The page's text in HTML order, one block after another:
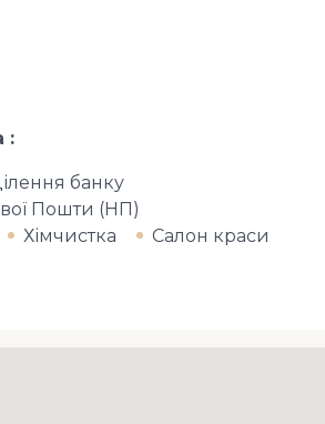
банку
Пошти (НП)
Хімчистка
Салон краси